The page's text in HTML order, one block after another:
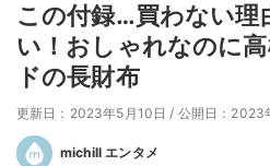
この付録…買わない理
い！おしゃれなのに
ドの長財布
更新日：2023年5月10日 / 公開日：2023
michill エンタメ